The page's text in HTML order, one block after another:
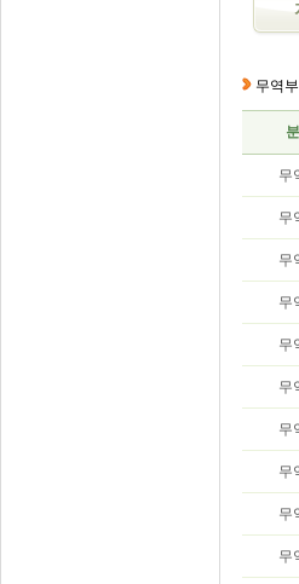
무역부
무
무
무
무
무
무
무
무
무
무